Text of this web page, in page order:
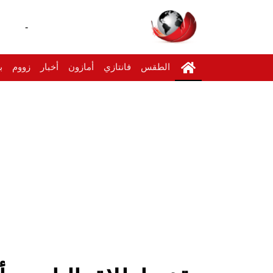
-
الطقس فانتازي أمازون أخبار زووم